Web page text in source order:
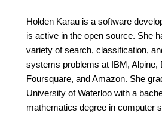
Holden Karau is a software
is active in the open source. She
variety of search, classification,
systems problems at IBM, Alpine,
Foursquare, and Amazon. She
University of Waterloo with a
mathematics degree in computer